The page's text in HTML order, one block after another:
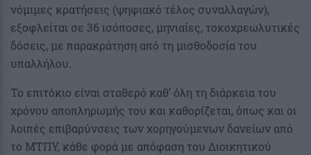
νόμιμες κρατήσεις (ψηφιακό τέλος συναλλαγών),
εξοφλείται σε 36 ισόποσες, μηνιαίες, τοκοχρεωλυτικές
δόσεις, με παρακράτηση από τη μισθοδοσία του
υπαλλήλου.
Το επιτόκιο είναι σταθερό καθ’ όλη τη διάρκεια του
χρόνου αποπληρωμής του και καθορίζεται, όπως και οι
λοιπές επιβαρύνσεις των χορηγούμενων δανείων από
το ΜΤΠΥ, κάθε φορά με απόφαση του Διοικητικού